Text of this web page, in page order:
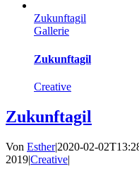
Zukunftagil
Gallerie
Zukunftagil
Creative
Zukunftagil
Von Esther|2020-02-
2019|Creative|